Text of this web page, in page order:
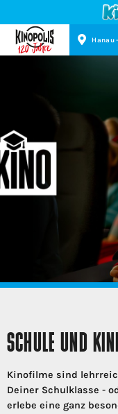
Hanau
SCHULE UND
Kinofilme sind
Deiner Schulklasse -
erlebe eine ganz